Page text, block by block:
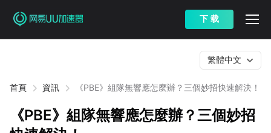
下 载
首頁 資訊 《PBE》組隊無響應怎麼辦？三個妙招快速解決！
繁體中文
《PBE》組隊無響應怎麼辦？三個妙招